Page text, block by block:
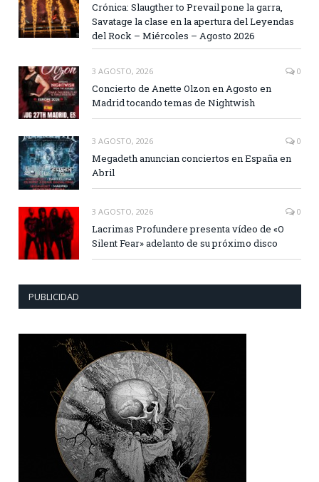
Crónica: Slaugther to Prevail pone la garra,
Savatage la clase en la apertura del Leyendas
del Rock – Miércoles – Agosto 2026
3 AGOSTO, 2026 0
Concierto de Anette Olzon en Agosto en
Madrid tocando temas de Nightwish
3 AGOSTO, 2026 0
Megadeth anuncian conciertos en España en
Abril
3 AGOSTO, 2026 0
Lacrimas Profundere presenta vídeo de «O
Silent Fear» adelanto de su próximo disco
PUBLICIDAD